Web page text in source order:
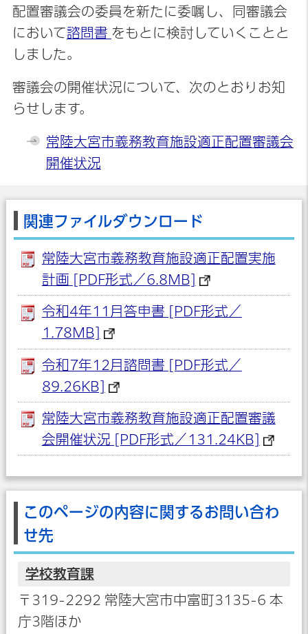
配置審議会の委員を新たに委嘱し、同審議会
において諮問書 をもとに検討していくことと
しました。
審議会の開催状況について、次のとおりお知
らせします。
常陸大宮市義務教育施設適正配置審議会
開催状況
関連ファイルダウンロード
常陸大宮市義務教育施設適正配置実施
計画 [PDF形式／6.8MB]
令和4年11月答申書 [PDF形式／
1.78MB]
令和7年12月諮問書 [PDF形式／
89.26KB]
常陸大宮市義務教育施設適正配置審議
会開催状況 [PDF形式／131.24KB]
このページの内容に関するお問い合わ
せ先
学校教育課
〒319-2292 常陸大宮市中富町3135-6 本
庁3階ほか